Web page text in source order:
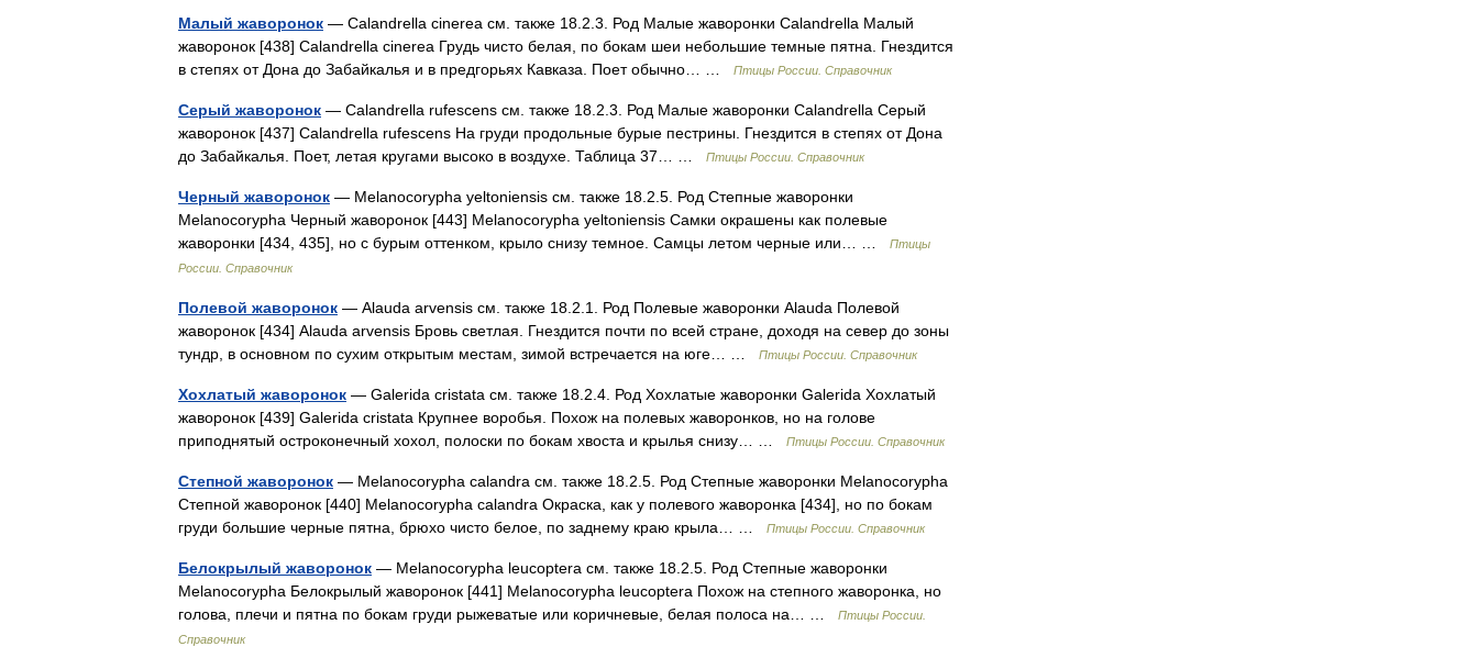
Малый жаворонок — Calandrella cinerea см. также 18.2.3. Род Малые жаворонки Calandrella Малый
жаворонок [438] Calandrella cinerea Грудь чисто белая, по бокам шеи небольшие темные пятна. Гнездится
в степях от Дона до Забайкалья и в предгорьях Кавказа. Поет обычно… …
Птицы России. Справочник
Серый жаворонок — Calandrella rufescens см. также 18.2.3. Род Малые жаворонки Calandrella Серый
жаворонок [437] Calandrella rufescens На груди продольные бурые пестрины. Гнездится в степях от Дона
до Забайкалья. Поет, летая кругами высоко в воздухе. Таблица 37… …
Птицы России. Справочник
Черный жаворонок — Melanocorypha yeltoniensis см. также 18.2.5. Род Степные жаворонки
Melanocorypha Черный жаворонок [443] Melanocorypha yeltoniensis Самки окрашены как полевые
жаворонки [434, 435], но с бурым оттенком, крыло снизу темное. Самцы летом черные или… …
Птицы
России. Справочник
Полевой жаворонок — Alauda arvensis см. также 18.2.1. Род Полевые жаворонки Alauda Полевой
жаворонок [434] Alauda arvensis Бровь светлая. Гнездится почти по всей стране, доходя на север до зоны
тундр, в основном по сухим открытым местам, зимой встречается на юге… …
Птицы России. Справочник
Хохлатый жаворонок — Galerida cristata см. также 18.2.4. Род Хохлатые жаворонки Galerida Хохлатый
жаворонок [439] Galerida cristata Крупнее воробья. Похож на полевых жаворонков, но на голове
приподнятый остроконечный хохол, полоски по бокам хвоста и крылья снизу… …
Птицы России. Справочник
Степной жаворонок — Melanocorypha calandra см. также 18.2.5. Род Степные жаворонки Melanocorypha
Степной жаворонок [440] Melanocorypha calandra Окраска, как у полевого жаворонка [434], но по бокам
груди большие черные пятна, брюхо чисто белое, по заднему краю крыла… …
Птицы России. Справочник
Белокрылый жаворонок — Melanocorypha leucoptera см. также 18.2.5. Род Степные жаворонки
Melanocorypha Белокрылый жаворонок [441] Melanocorypha leucoptera Похож на степного жаворонка, но
голова, плечи и пятна по бокам груди рыжеватые или коричневые, белая полоса на… …
Птицы России.
Справочник